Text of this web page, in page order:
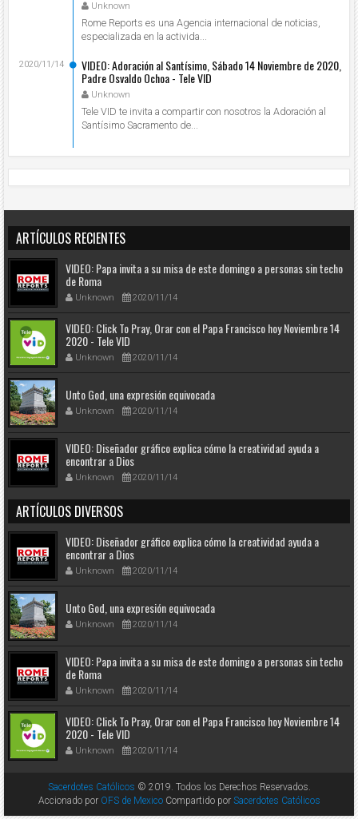
Unknown
Rome Reports es una Agencia internacional de noticias,
especializada en la activida...
VIDEO: Adoración al Santísimo, Sábado 14 Noviembre de 2020,
Padre Osvaldo Ochoa - Tele VID
Unknown
2020/11/14
Tele VID te invita a compartir con nosotros la Adoración al
Santísimo Sacramento de...
ARTÍCULOS RECIENTES
VIDEO: Papa invita a su misa de este domingo a personas sin techo
de Roma
Unknown 2020/11/14
VIDEO: Click To Pray, Orar con el Papa Francisco hoy Noviembre 14
2020 - Tele VID
Unknown 2020/11/14
Unto God, una expresión equivocada
Unknown 2020/11/14
VIDEO: Diseñador gráfico explica cómo la creatividad ayuda a
encontrar a Dios
Unknown 2020/11/14
ARTÍCULOS DIVERSOS
VIDEO: Diseñador gráfico explica cómo la creatividad ayuda a
encontrar a Dios
Unknown 2020/11/14
Unto God, una expresión equivocada
Unknown 2020/11/14
VIDEO: Papa invita a su misa de este domingo a personas sin techo
de Roma
Unknown 2020/11/14
VIDEO: Click To Pray, Orar con el Papa Francisco hoy Noviembre 14
2020 - Tele VID
Unknown 2020/11/14
Sacerdotes Católicos © 2019. Todos los Derechos Reservados.
Accionado por OFS de MexicoCompartido por Sacerdotes Católicos